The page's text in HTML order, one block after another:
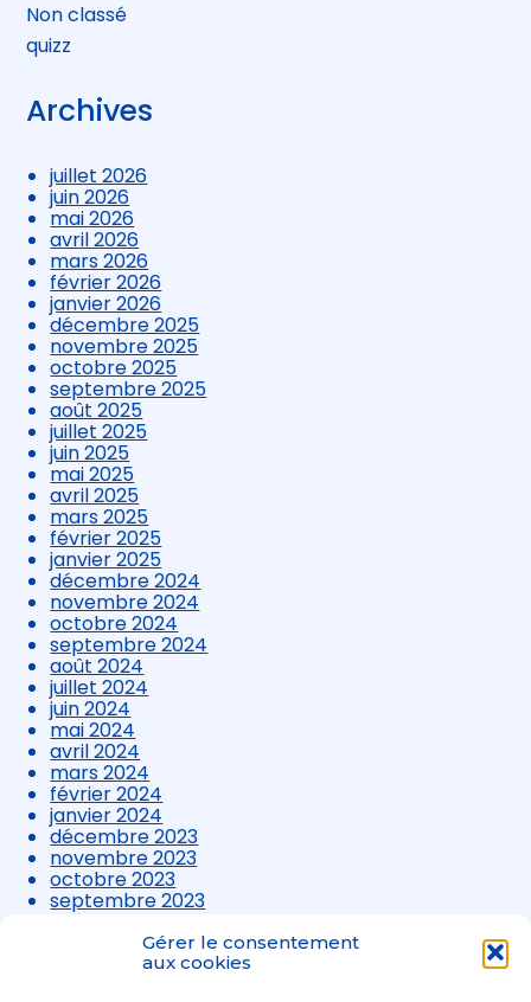
Gérer le consentement
aux cookies
Non classé
quizz
Archives
juillet 2026
juin 2026
mai 2026
avril 2026
mars 2026
février 2026
janvier 2026
décembre 2025
novembre 2025
octobre 2025
septembre 2025
août 2025
juillet 2025
juin 2025
mai 2025
avril 2025
mars 2025
février 2025
janvier 2025
décembre 2024
novembre 2024
octobre 2024
septembre 2024
août 2024
juillet 2024
juin 2024
mai 2024
avril 2024
mars 2024
février 2024
janvier 2024
décembre 2023
novembre 2023
octobre 2023
septembre 2023
août 2023
juillet 2023